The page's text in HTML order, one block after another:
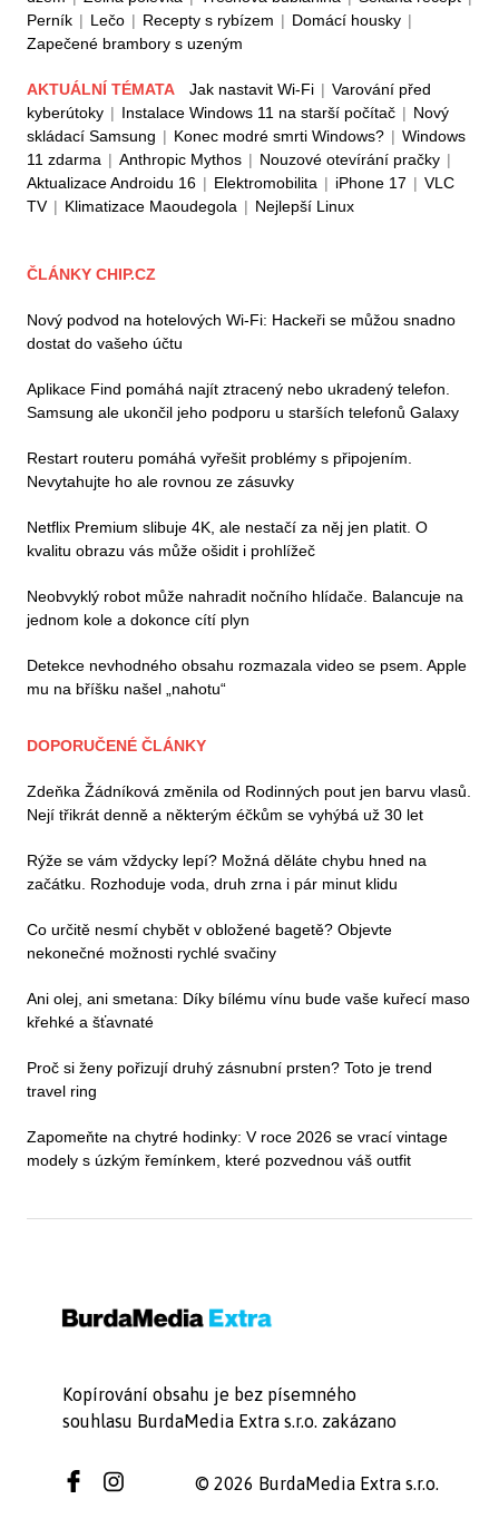
Perník | Lečo | Recepty s rybízem | Domácí housky |
Zapečené brambory s uzeným
AKTUÁLNÍ TÉMATA Jak nastavit Wi-Fi | Varování před
kyberútoky | Instalace Windows 11 na starší počítač | Nový
skládací Samsung | Konec modré smrti Windows? | Windows
11 zdarma | Anthropic Mythos | Nouzové otevírání pračky |
Aktualizace Androidu 16 | Elektromobilita | iPhone 17 | VLC
TV | Klimatizace Maoudegola | Nejlepší Linux
ČLÁNKY CHIP.CZ
Nový podvod na hotelových Wi-Fi: Hackeři se můžou snadno
dostat do vašeho účtu
Aplikace Find pomáhá najít ztracený nebo ukradený telefon.
Samsung ale ukončil jeho podporu u starších telefonů Galaxy
Restart routeru pomáhá vyřešit problémy s připojením.
Nevytahujte ho ale rovnou ze zásuvky
Netflix Premium slibuje 4K, ale nestačí za něj jen platit. O
kvalitu obrazu vás může ošidit i prohlížeč
Neobvyklý robot může nahradit nočního hlídače. Balancuje na
jednom kole a dokonce cítí plyn
Detekce nevhodného obsahu rozmazala video se psem. Apple
mu na bříšku našel „nahotu“
DOPORUČENÉ ČLÁNKY
Zdeňka Žádníková změnila od Rodinných pout jen barvu vlasů.
Nejí třikrát denně a některým éčkům se vyhýbá už 30 let
Rýže se vám vždycky lepí? Možná děláte chybu hned na
začátku. Rozhoduje voda, druh zrna i pár minut klidu
Co určitě nesmí chybět v obložené bagetě? Objevte
nekonečné možnosti rychlé svačiny
Ani olej, ani smetana: Díky bílému vínu bude vaše kuřecí maso
křehké a šťavnaté
Proč si ženy pořizují druhý zásnubní prsten? Toto je trend
travel ring
Zapomeňte na chytré hodinky: V roce 2026 se vrací vintage
modely s úzkým řemínkem, které pozvednou váš outfit
Kopírování obsahu je bez písemného
souhlasu BurdaMedia Extra s.r.o. zakázano
© 2026 BurdaMedia Extra s.r.o.